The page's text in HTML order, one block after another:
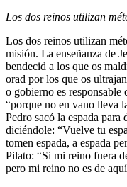
Los dos reinos utilizan
Los dos reinos utilizan
misión. La enseñanza de
bendecid a los que os
orad por los que os
o gobierno es responsable
“porque no en vano lleva
Pedro sacó la espada para
diciéndole: “Vuelve tu
tomen espada, a espada
Pilato: “Si mi reino fuera
pero mi reino no es de